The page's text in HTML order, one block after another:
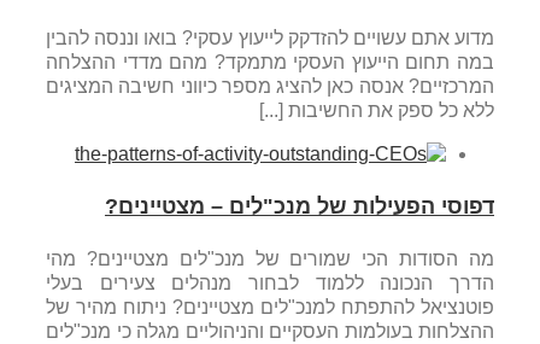
מדוע אתם עשויים להזדקק לייעוץ עסקי? בואו וננסה להבין
במה תחום הייעוץ העסקי מתמקד? מהם מדדי ההצלחה
המרכזיים? אנסה כאן להציג מספר כיווני חשיבה המציגים
ללא כל ספק את החשיבות [...]
דפוסי הפעילות של מנכ"לים – מצטיינים?
מה הסודות הכי שמורים של מנכ"לים מצטיינים? מהי
הדרך הנכונה ללמוד לבחור מנהלים צעירים בעלי
פוטנציאל להתפתח למנכ"לים מצטיינים? ניתוח מהיר של
ההצלחות בעולמות העסקיים והניהוליים מגלה כי מנכ"לים